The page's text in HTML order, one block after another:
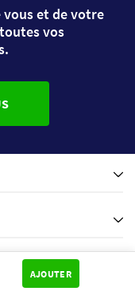
vous et de votre
vos
AJOUTER